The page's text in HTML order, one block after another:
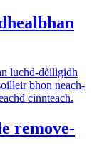
luchd-dèiligidh
bhon neach-
cinnteach.
remove-